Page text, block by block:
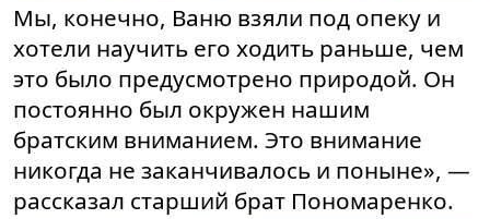
Мы, конечно, Ваню взяли под опеку и
хотели научить его ходить раньше, чем
это было предусмотрено природой. Он
постоянно был окружен нашим
братским вниманием. Это внимание
никогда не заканчивалось и поныне», —
рассказал старший брат Пономаренко.